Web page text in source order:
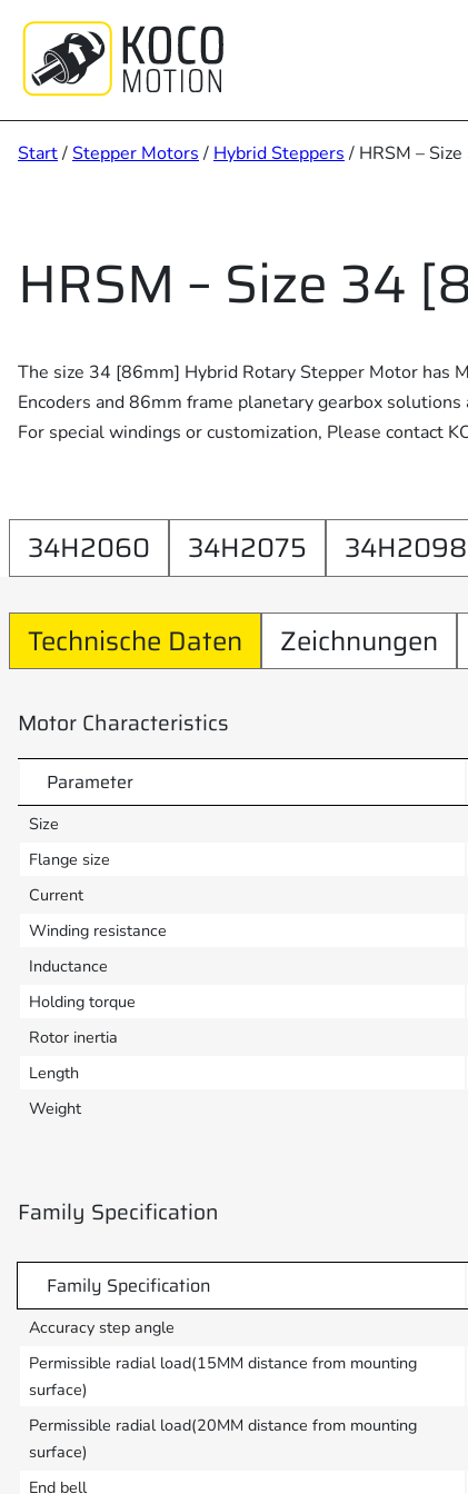
springen
Start/Stepper Motors / Hybrid Steppers / HRSM –
HRSM – Size 34
The size 34 [86mm] Hybrid Rotary Stepper Motor has
Encoders and 86mm frame planetary gearbox solutions
For special windings or customization, Please contact
34H2060 34H2075 34H2098
Technische Daten Zeichnungen
Motor Characteristics
Parameter
Size
Flange size
Current
Winding resistance
Inductance
Holding torque
Rotor inertia
Length
Weight
Family Specification
Family Specification
Accuracy step angle
Permissible radial load(15MM distance from mounting
surface)
Permissible radial load(20MM distance from mounting
surface)
End bell